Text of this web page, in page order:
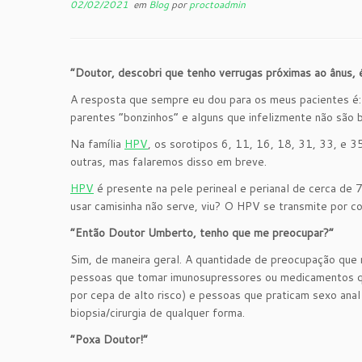
02/02/2021 em Blogporproctoadmin
“Doutor, descobri que tenho verrugas próximas ao ânus,
A resposta que sempre eu dou para os meus pacientes
parentes “bonzinhos” e alguns que infelizmente não são
Na família HPV, os sorotipos 6, 11, 16, 18, 31, 33, e 35
outras, mas falaremos disso em breve.
HPV é presente na pele perineal e perianal de cerca de
usar camisinha não serve, viu? O HPV se transmite por
“Então Doutor Umberto, tenho que me preocupar?”
Sim, de maneira geral. A quantidade de preocupação
pessoas que tomar imunosupressores ou
por cepa de alto risco) e pessoas que praticam sexo
biopsia/cirurgia de qualquer forma.
“Poxa Doutor!”